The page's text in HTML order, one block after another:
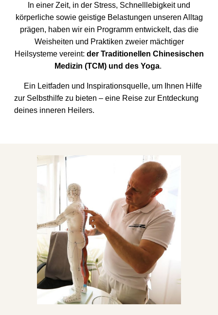
In einer Zeit, in der Stress, Schnelllebigkeit und
körperliche sowie geistige Belastungen unseren Alltag
prägen, haben wir ein Programm entwickelt, das die
Weisheiten und Praktiken zweier mächtiger
Heilsysteme vereint: der Traditionellen Chinesischen
Medizin (TCM) und des Yoga.
Ein Leitfaden und Inspirationsquelle, um Ihnen Hilfe
zur Selbsthilfe zu bieten – eine Reise zur Entdeckung
deines inneren Heilers.